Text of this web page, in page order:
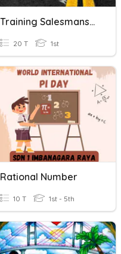
Training Salesmanship One
20 T 1st
Rational Number
10 T 1st - 5th